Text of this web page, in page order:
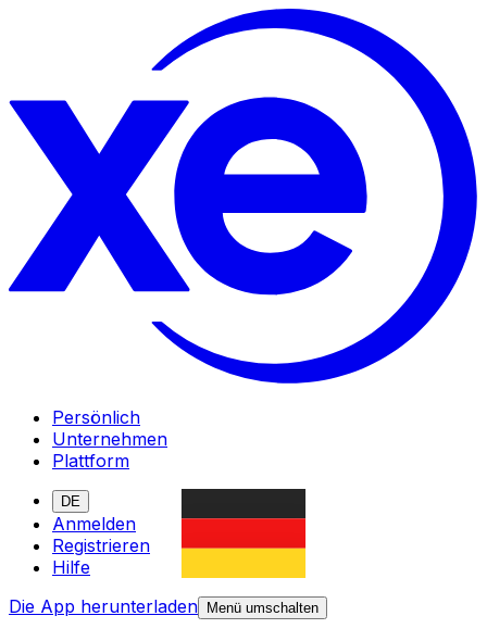
Persönlich
Unternehmen
Plattform
DE
Anmelden
Registrieren
Hilfe
Die App herunterladen
Menü umschalten